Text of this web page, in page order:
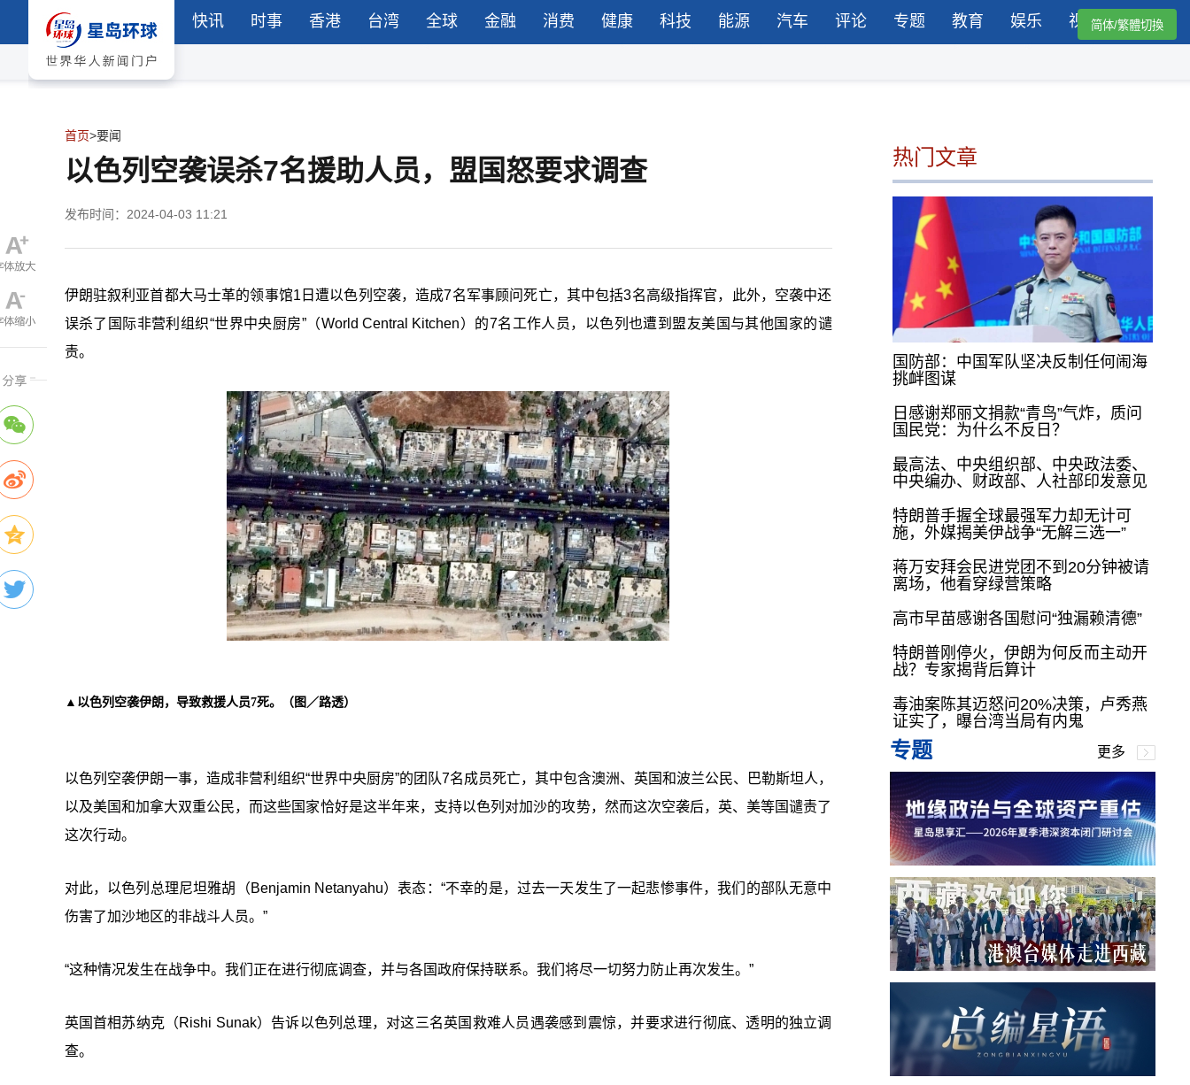
快讯 时事 香港 台湾 全球 金融 消费 健康 科技 能源 汽车 评论 专题 教育 娱乐 视频简体/繁體切換
首页>要闻
以色列空袭误杀7名援助人员，盟国怒要求调查
发布时间：2024-04-03 11:21
伊朗驻叙利亚首都大马士革的领事馆1日遭以色列空袭，造成7名军事顾问死亡，其中包括3名高级指挥官，此外，空袭中还
误杀了国际非营利组织“世界中央厨房”（World Central Kitchen）的7名工作人员，以色列也遭到盟友美国与其他国家的谴
责。
▲以色列空袭伊朗，导致救援人员7死。（图／路透）
以色列空袭伊朗一事，造成非营利组织“世界中央厨房”的团队7名成员死亡，其中包含澳洲、英国和波兰公民、巴勒斯坦人，
以及美国和加拿大双重公民，而这些国家恰好是这半年来，支持以色列对加沙的攻势，然而这次空袭后，英、美等国谴责了
这次行动。
对此，以色列总理尼坦雅胡（Benjamin Netanyahu）表态：“不幸的是，过去一天发生了一起悲惨事件，我们的部队无意中
伤害了加沙地区的非战斗人员。”
“这种情况发生在战争中。我们正在进行彻底调查，并与各国政府保持联系。我们将尽一切努力防止再次发生。”
英国首相苏纳克（Rishi Sunak）告诉以色列总理，对这三名英国救难人员遇袭感到震惊，并要求进行彻底、透明的独立调
查。
热门文章
国防部：中国军队坚决反制任何闹海
挑衅图谋
日感谢郑丽文捐款“青鸟”气炸，质问
国民党：为什么不反日？
最高法、中央组织部、中央政法委、
中央编办、财政部、人社部印发意见
特朗普手握全球最强军力却无计可
施，外媒揭美伊战争“无解三选一”
蒋万安拜会民进党团不到20分钟被请
离场，他看穿绿营策略
高市早苗感谢各国慰问“独漏赖清德”
特朗普刚停火，伊朗为何反而主动开
战？专家揭背后算计
毒油案陈其迈怒问20%决策，卢秀燕
证实了，曝台湾当局有内鬼
专题 更多